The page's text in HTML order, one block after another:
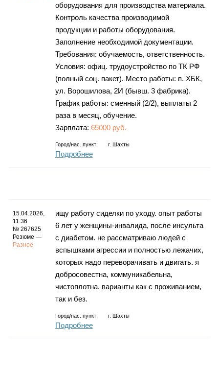
оборудования для производства материала.
Контроль качества производимой
продукции и работы оборудования.
Заполнение необходимой документации.
Требования: обучаемость, ответственность.
Условия: офиц. трудоустройство по ТК РФ
(полный соц. пакет). Место работы: п. ХБК,
ул. Ворошилова, 2И (бывш. 3 фабрика).
График работы: сменный (2/2), выплаты 2
раза в месяц, обучение.
Зарплата: 65000 руб.
Город/нас. пункт: г. Шахты
Подробнее
15.04.2026,
11:36
№ 267625
Резюме —
Разное
ищу работу сиделки по уходу. опыт работы
6 лет у женщины-инвалида, после инсульта
с диабетом. не рассматриваю людей с
вспышками агрессии и полностью лежачих,
которых надо переворачивать и двигать. я
добросовестна, коммуникабельна,
чистоплотна, варианты как с проживанием,
так и без.
Город/нас. пункт: г. Шахты
Подробнее